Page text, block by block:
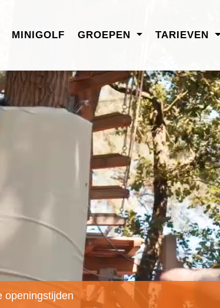
MINIGOLF GROEPEN TARIEVEN
openingstijden